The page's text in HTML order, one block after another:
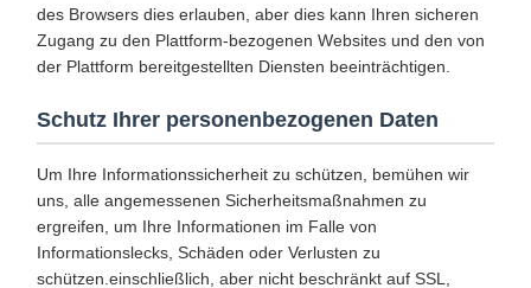
des Browsers dies erlauben, aber dies kann Ihren sicheren
Zugang zu den Plattform-bezogenen Websites und den von
der Plattform bereitgestellten Diensten beeinträchtigen.
Schutz Ihrer personenbezogenen Daten
Um Ihre Informationssicherheit zu schützen, bemühen wir
uns, alle angemessenen Sicherheitsmaßnahmen zu
ergreifen, um Ihre Informationen im Falle von
Informationslecks, Schäden oder Verlusten zu
schützen.einschließlich, aber nicht beschränkt auf SSL,